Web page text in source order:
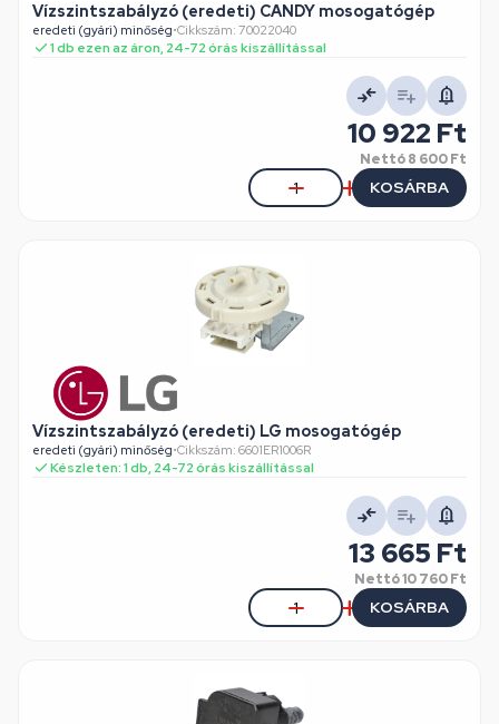
Vízszintszabályzó (eredeti) CANDY mosogatógép
eredeti (gyári) minőség•Cikkszám: 70022040
1 db ezen az áron, 24-72 órás kiszállítással
10 922 Ft
Nettó8 600 Ft
KOSÁRBA
Vízszintszabályzó (eredeti) LG mosogatógép
eredeti (gyári) minőség•Cikkszám: 6601ER1006R
Készleten: 1 db, 24-72 órás kiszállítással
13 665 Ft
Nettó10 760 Ft
KOSÁRBA